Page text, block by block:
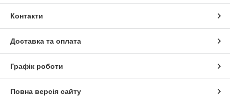
Контакти
Доставка та оплата
Графік роботи
Повна версія сайту